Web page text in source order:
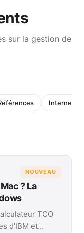
sur la gestion de
Interne
NOUVEAU
? La
TCO
d'IBM et